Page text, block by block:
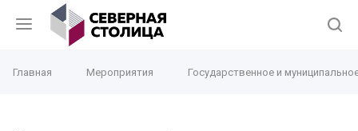
Главная Мероприятия Государственное и